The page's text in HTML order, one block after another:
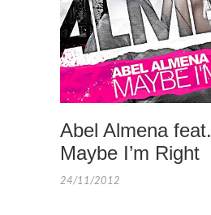
Abel Almena
Maybe I’m Right
24/11/2012